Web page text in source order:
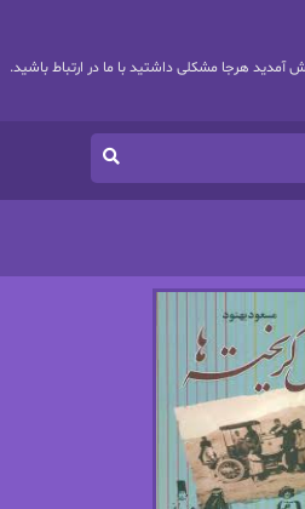
هرجا مشکلی داشتید با ما در ارتباط باشید.